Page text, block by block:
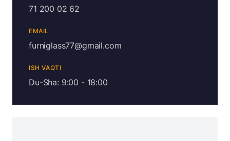
71 200 02 62
EMAIL
furniglass77@gmail.com
ISH VAQTI
Du-Sha: 9:00 - 18:00